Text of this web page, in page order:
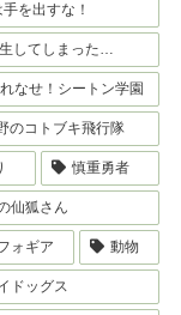
を出すな！
してしまった…
なせ！シートン学園
のコトブキ飛行隊
慎重勇者
仙狐さん
ォギア 動物
ドッグス